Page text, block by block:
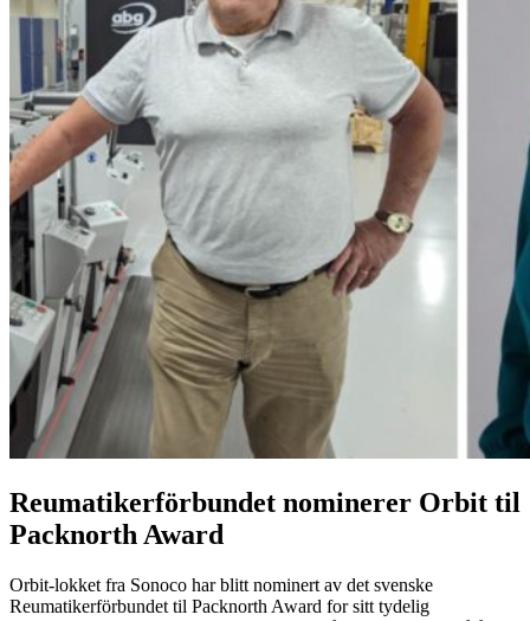
Reumatikerförbundet nominerer Orbit til
Packnorth Award
Orbit-lokket fra Sonoco har blitt nominert av det svenske
Reumatikerförbundet til Packnorth Award for sitt tydelig